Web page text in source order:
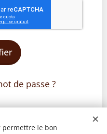
de passe ?
permettre le bon